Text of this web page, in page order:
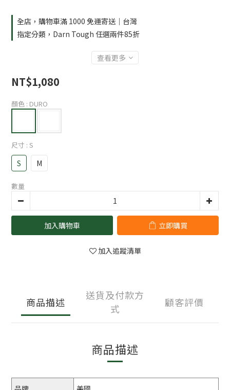
全店，購物車滿 1000 免運寄送｜台灣
指定分類，Darn Tough 任選兩件85折
查看更多
NT$1,080
顏色 : DURO
尺寸 : S
S M
數量
加入購物車 立即購買
加入追蹤清單
商品描述
送貨及付款方
式
顧客評價
商品描述